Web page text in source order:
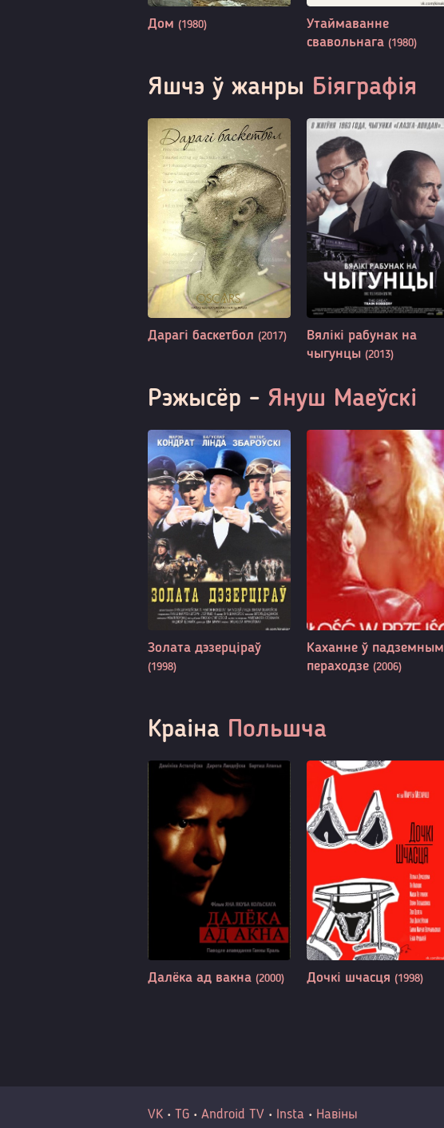
Дом (1980)
Утаймаванне
свавольнага (1980)
Яшчэ ў жанры Біяграфія
Дарагі баскетбол (2017)
Вялікі рабунак на
чыгунцы (2013)
Рэжысёр - Януш Маеўскі
Золата дэзерціраў
(1998)
Каханне ў падземным
пераходзе (2006)
Краіна Польшча
Далёка ад вакна (2000) Дочкі шчасця (1998)
VK• TG• Android TV• Insta • Навіны